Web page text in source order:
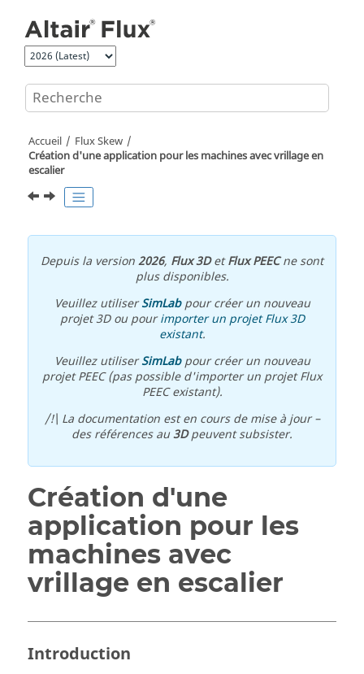
Accueil
Flux Skew
Création d'une application pour les machines avec vrillage en
escalier
Depuis la version2026, Flux 3DetFlux PEECne sont
plus disponibles.
Veuillez utiliserSimLabpour créer un nouveau
projet 3D ou pourimporter un projet Flux 3D
existant.
Veuillez utiliserSimLabpour créer un nouveau
projet PEEC (pas possible d'importer un projet Flux
PEEC existant).
/!\ La documentation est en cours de mise à jour –
des références au3Dpeuvent subsister.
Création d'une
application pour les
machines avec
vrillage en escalier
Introduction